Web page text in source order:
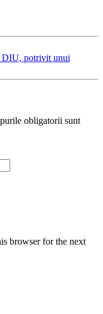
DIU, potrivit unui
obligatorii sunt
browser for the next